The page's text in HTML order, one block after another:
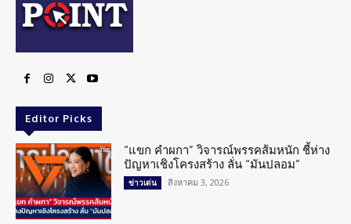
Editor Picks
“แขก คำผกา” วิจารณ์พรรคส้มหนัก ชี้ห่าง
ปัญหาเชิงโครงสร้าง ลั่น “มันปลอม”
ข่าวเด่น สิงหาคม 3, 2026